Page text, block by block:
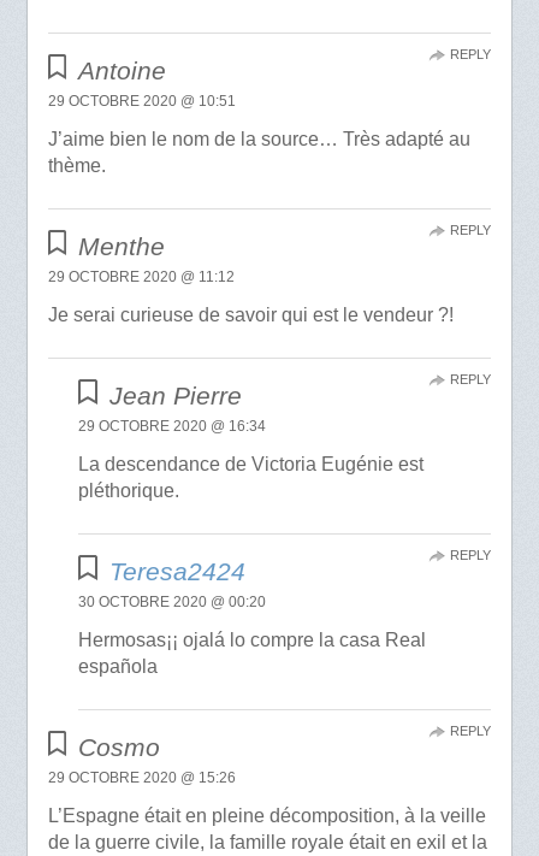
Antoine
29 OCTOBRE 2020 @ 10:51
J’aime bien le nom de la source… Très adapté au
thème.
REPLY
Menthe
29 OCTOBRE 2020 @ 11:12
Je serai curieuse de savoir qui est le vendeur ?!
REPLY
Jean Pierre
29 OCTOBRE 2020 @ 16:34
La descendance de Victoria Eugénie est
pléthorique.
REPLY
Teresa2424
30 OCTOBRE 2020 @ 00:20
Hermosas¡¡ ojalá lo compre la casa Real
española
REPLY
Cosmo
29 OCTOBRE 2020 @ 15:26
L’Espagne était en pleine décomposition, à la veille
de la guerre civile, la famille royale était en exil et la
REPLY